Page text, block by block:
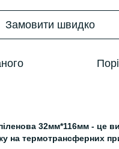
Замовити швидко
32мм*116мм - це
на термотрансферних